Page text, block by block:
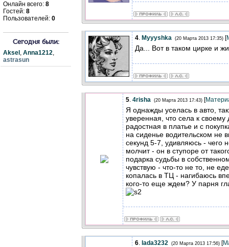
Онлайн всего: 8
Гостей: 8
Пользователей: 0
Сегодня были:
Aksel , Anna1212,
astrasun
4. Myyyshka (20 Марта 2013 17:35) [
Да... Вот в таком цирке и
5. 4risha (20 Марта 2013 17:43) [
Я однажды уселась в авто,
уверенная, что села к своему
радостная в платье и с
на сиденье водительском не
секунд 5-7, удивляюсь - чего
молчит - он в ступоре от
подарка судьбы в
чувствую - что-то не то, не
копалась в ТЦ - нагибаюсь
кого-то еще ждем? У парня
6. lada3232 (20 Марта 2013 17:56) [